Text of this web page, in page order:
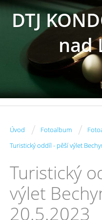
DTJ
nad
Úvod / Fotoalbum /
Turistický oddíl - pěší výlet
Turistický
výlet
20.5.2023